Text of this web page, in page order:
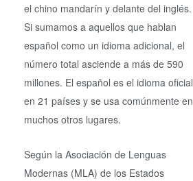
el chino mandarín y delante del inglés.
Si sumamos a aquellos que hablan
español como un idioma adicional, el
número total asciende a más de 590
millones. El español es el idioma oficial
en 21 países y se usa comúnmente en
muchos otros lugares.
Según la Asociación de Lenguas
Modernas (MLA) de los Estados